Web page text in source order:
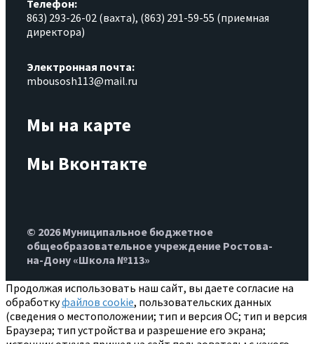
Телефон:
863) 293-26-02 (вахта), (863) 291-59-55 (приемная
директора)
Электронная почта:
mbousosh113@mail.ru
Мы на карте
Мы Вконтакте
© 2026 Муниципальное бюджетное
общеобразовательное учреждение Ростова-
на-Дону «Школа №113»
Продолжая использовать наш сайт, вы даете согласие на
обработкуфайлов cookie, пользовательских данных
(сведения о местоположении; тип и версия ОС; тип и версия
Браузера; тип устройства и разрешение его экрана;